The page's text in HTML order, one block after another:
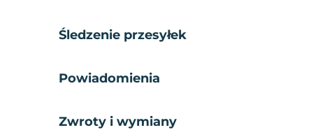
Śledzenie przesyłek
Powiadomienia
Zwroty i wymiany